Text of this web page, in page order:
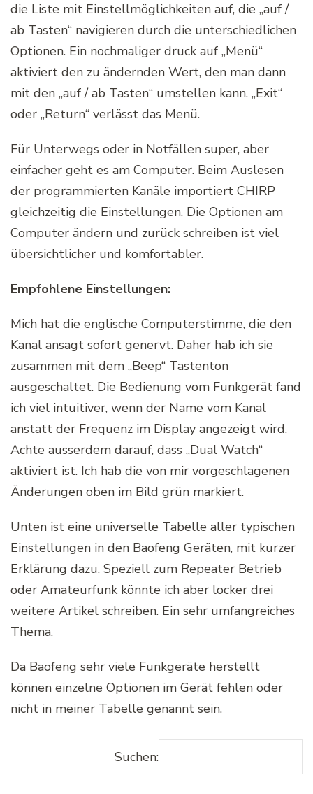
die Liste mit Einstellmöglichkeiten auf, die „auf /
ab Tasten“ navigieren durch die unterschiedlichen
Optionen. Ein nochmaliger druck auf „Menü“
aktiviert den zu ändernden Wert, den man dann
mit den „auf / ab Tasten“ umstellen kann. „Exit“
oder „Return“ verlässt das Menü.
Für Unterwegs oder in Notfällen super, aber
einfacher geht es am Computer. Beim Auslesen
der programmierten Kanäle importiert CHIRP
gleichzeitig die Einstellungen. Die Optionen am
Computer ändern und zurück schreiben ist viel
übersichtlicher und komfortabler.
Empfohlene Einstellungen:
Mich hat die englische Computerstimme, die den
Kanal ansagt sofort genervt. Daher hab ich sie
zusammen mit dem „Beep“ Tastenton
ausgeschaltet. Die Bedienung vom Funkgerät fand
ich viel intuitiver, wenn der Name vom Kanal
anstatt der Frequenz im Display angezeigt wird.
Achte ausserdem darauf, dass „Dual Watch“
aktiviert ist. Ich hab die von mir vorgeschlagenen
Änderungen oben im Bild grün markiert.
Unten ist eine universelle Tabelle aller typischen
Einstellungen in den Baofeng Geräten, mit kurzer
Erklärung dazu. Speziell zum Repeater Betrieb
oder Amateurfunk könnte ich aber locker drei
weitere Artikel schreiben. Ein sehr umfangreiches
Thema.
Da Baofeng sehr viele Funkgeräte herstellt
können einzelne Optionen im Gerät fehlen oder
nicht in meiner Tabelle genannt sein.
Suchen: